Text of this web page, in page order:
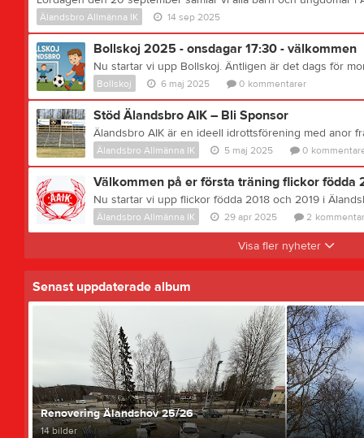
Älandsbro Allmänna IK 14 sep 2025
Bollskoj 2025 - onsdagar 17:30 - välkommen
Bollskoj 6 maj 2025 0 kommentarer
Stöd Älandsbro AIK – Bli Sponsor
Älandsbro Allmänna IK 5 maj 2025 0
Välkommen på er första träning flickor födda
Älandsbro Allmänna IK 29 apr 2025 2
Visa fler nyheter
Senast uppdaterade album
Renovering Älandshov 25/26
14 bilder